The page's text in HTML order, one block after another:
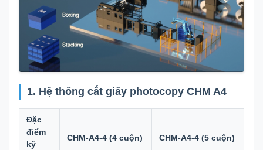
1. Hệ thống cắt giấy photocopy CHM A4
Đặc
điểm
kỹ
CHM-A4-4 (4 cuộn) CHM-A4-4 (5 cuộn)